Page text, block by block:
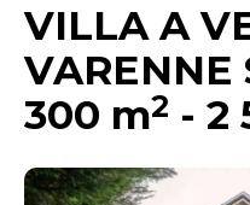
VILLA A
VARENNE
300 m2 - 2